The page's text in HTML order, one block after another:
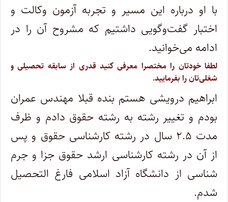
با او درباره این مسیر و تجربه آزمون وکالت و
اختبار گفت‌وگویی داشتیم که مشروح آن را در
ادامه می‌خوانید.
لطفا خودتان را مختصرا معرفی کنید قدری از سابقه تحصیلی و
شغلی‌تان را بفرمایید.
ابراهیم درویشی هستم بنده قبلا مهندس عمران
بودم و تغییر رشته به رشته حقوق دادم و ظرف
مدت ۲.۵ سال در رشته کارشناسی حقوق و پس
از آن در رشته کارشناسی ارشد حقوق جزا و جرم
شناسی از دانشگاه آزاد اسلامی فارغ التحصیل
شدم.